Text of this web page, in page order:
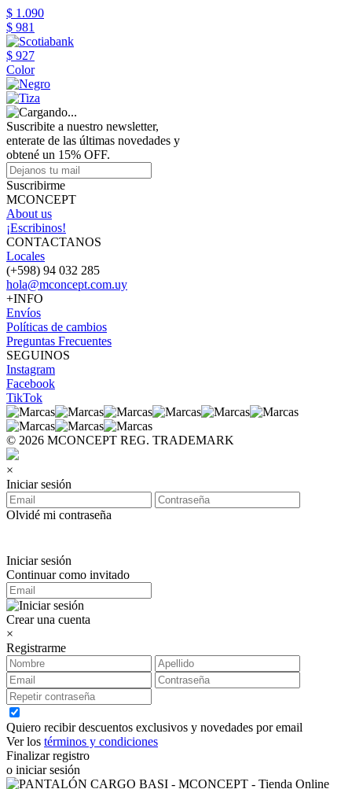
$ 1.090
$ 981
$ 927
Color
Suscribite a nuestro newsletter,
enterate de las últimas novedades y
obtené un 15% OFF.
Suscribirme
MCONCEPT
About us
¡Escribinos!
CONTACTANOS
Locales
(+598) 94 032 285
hola@mconcept.com.uy
+INFO
Envíos
Políticas de cambios
Preguntas Frecuentes
SEGUINOS
Instagram
Facebook
TikTok
© 2026 MCONCEPT REG. TRADEMARK
×
Iniciar sesión
Olvidé mi contraseña
Iniciar sesión
Continuar como invitado
Crear una cuenta
×
Registrarme
Quiero recibir descuentos exclusivos y novedades por email
Ver los términos y condiciones
Finalizar registro
o iniciar sesión